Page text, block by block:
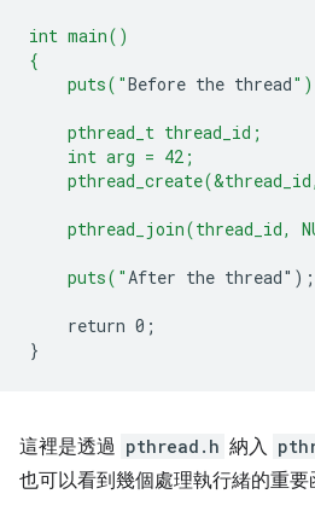
int main()
{
    puts("
Before the thread
    pthread_t thread_id;
    int arg = 42;
pthread_join(thread_id,
    puts("
After the thread" );
return 0 ;
}
這裡是透過 pthread.h 納入
也可以看到幾個處理執行緒的重要